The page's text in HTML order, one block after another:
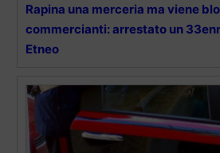
Rapina una merceria ma viene
commercianti: arrestato un
Etneo